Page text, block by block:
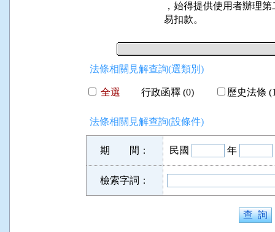
，始得提供使用者辦理
    易扣款。
法條相關見解查詢(選類別)
全選 行政函釋 (0) 歷史法條
法條相關見解查詢(設條件)
期 間： 民國 年
檢索字詞：